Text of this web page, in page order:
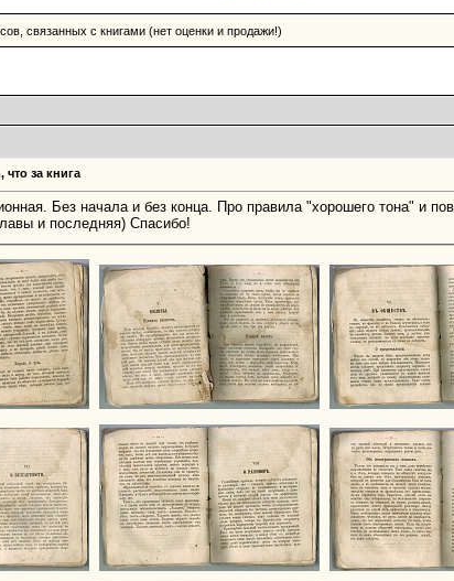
связанных с книгами (нет оценки и продажи!)
за книга
Без начала и без конца. Про правила "хорошего тона" и
и последняя) Спасибо!